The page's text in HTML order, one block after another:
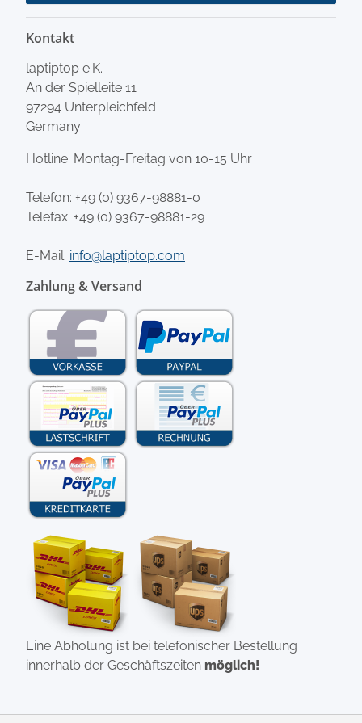
Kontakt
laptiptop e.K.
An der Spielleite 11
97294 Unterpleichfeld
Germany
Hotline: Montag-Freitag von 10-15 Uhr
Telefon: +49 (0) 9367-98881-0
Telefax: +49 (0) 9367-98881-29
E-Mail: info@laptiptop.com
Zahlung & Versand
Eine Abholung ist bei telefonischer Bestellung
innerhalb der Geschäftszeiten möglich!